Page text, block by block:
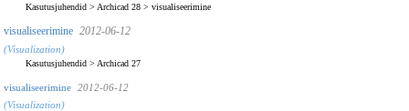
Kasutusjuhendid > Archicad 28 > visualiseerimine
visualiseerimine 2012-06-12
(Visualization)
Kasutusjuhendid > Archicad 27
visualiseerimine
2012-06-12
(Visualization)